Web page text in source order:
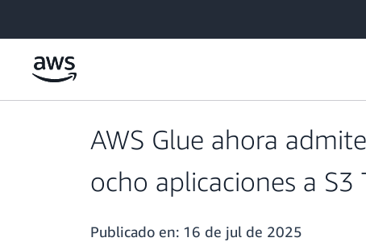
AWS Glue ahora
ocho aplicaciones a S3
Publicado en: 16 de jul de 2025